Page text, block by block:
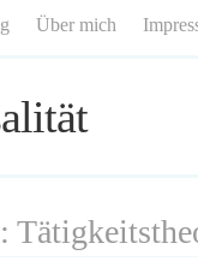
Über mich